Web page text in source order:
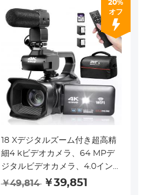
20%
オフ
18 Xデジタルズーム付き超高精
細4 kビデオカメラ、64 MPデ
ジタルビデオカメラ、4.0インチ
回転タッチスクリーン、マイ
￥49,814 ￥39,851